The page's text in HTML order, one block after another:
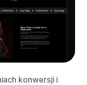
konwersji i